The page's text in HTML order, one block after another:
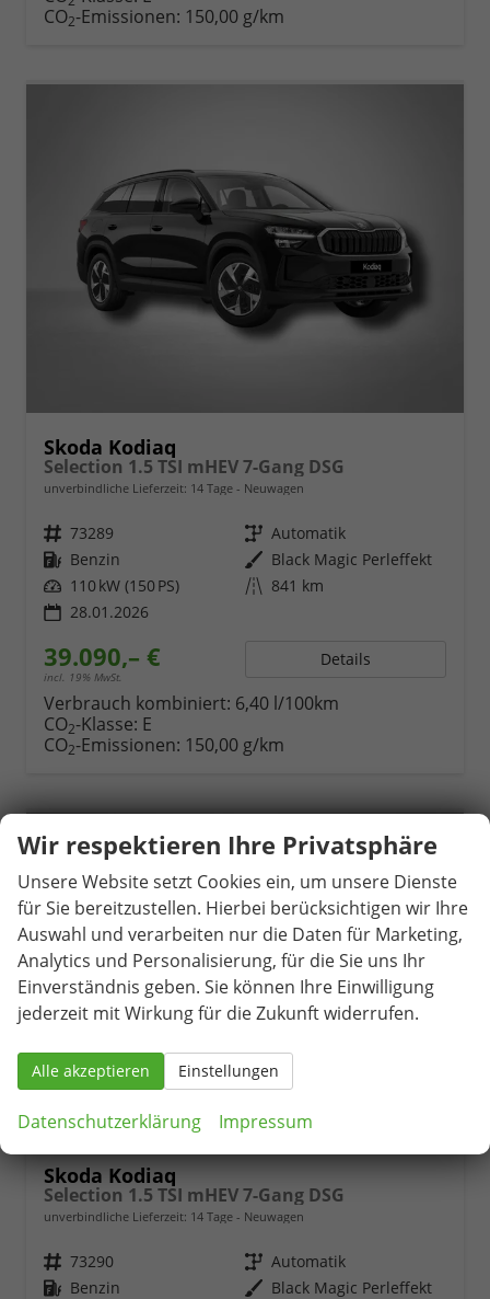
CO2-Emissionen: 150,00 g/km
Skoda Kodiaq
Selection 1.5 TSI mHEV 7-Gang DSG
unverbindliche Lieferzeit: 14 Tage Neuwagen
Fahrzeugnr. 73289 Getriebe Automatik
Kraftstoff Benzin Außenfarbe Black Magic Perleffekt
Leistung 110 kW (150 PS) Kilometerstand 841 km
28.01.2026
39.090,– €
incl. 19% MwSt.
Details
Verbrauch kombiniert: 6,40 l/100km
CO2-Klasse: E
CO2-Emissionen: 150,00 g/km
Skoda Kodiaq
Selection 1.5 TSI mHEV 7-Gang DSG
unverbindliche Lieferzeit: 14 Tage Neuwagen
Fahrzeugnr. 73290 Getriebe Automatik
Kraftstoff Benzin Außenfarbe Black Magic Perleffekt
Wir respektieren Ihre Privatsphäre
Unsere Website setzt Cookies ein, um unsere Dienste
für Sie bereitzustellen. Hierbei berücksichtigen wir Ihre
Auswahl und verarbeiten nur die Daten für Marketing,
Analytics und Personalisierung, für die Sie uns Ihr
Einverständnis geben. Sie können Ihre Einwilligung
jederzeit mit Wirkung für die Zukunft widerrufen.
Alle akzeptieren Einstellungen
Datenschutzerklärung Impressum